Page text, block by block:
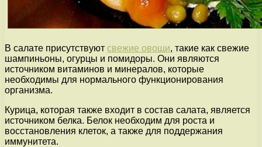
В салате присутствуют свежие овощи, такие как свежие
шампиньоны, огурцы и помидоры. Они являются
источником витаминов и минералов, которые
необходимы для нормального функционирования
организма.
Курица, которая также входит в состав салата, является
источником белка. Белок необходим для роста и
восстановления клеток, а также для поддержания
иммунитета.